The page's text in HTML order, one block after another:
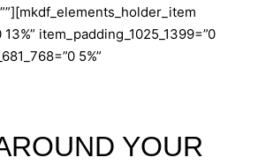
item_padding_1025_1399=”0
5%”
YOUR